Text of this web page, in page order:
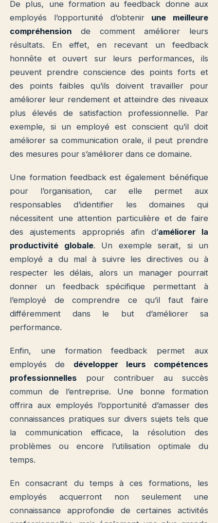
De plus, une formation au feedback donne aux
employés l’opportunité d’obtenir une meilleure
compréhension de comment améliorer leurs
résultats. En effet, en recevant un feedback
honnête et ouvert sur leurs performances, ils
peuvent prendre conscience des points forts et
des points faibles qu’ils doivent travailler pour
améliorer leur rendement et atteindre des niveaux
plus élevés de satisfaction professionnelle. Par
exemple, si un employé est conscient qu’il doit
améliorer sa communication orale, il peut prendre
des mesures pour s’améliorer dans ce domaine.
Une formation feedback est également bénéfique
pour l’organisation, car elle permet aux
responsables d’identifier les domaines qui
nécessitent une attention particulière et de faire
des ajustements appropriés afin d’améliorer la
productivité globale. Un exemple serait, si un
employé a du mal à suivre les directives ou à
respecter les délais, alors un manager pourrait
donner un feedback spécifique permettant à
l’employé de comprendre ce qu’il faut faire
différemment dans le but d’améliorer sa
performance.
Enfin, une formation feedback permet aux
employés de développer leurs compétences
professionnelles pour contribuer au succès
commun de l’entreprise. Une bonne formation
offrira aux employés l’opportunité d’amasser des
connaissances pratiques sur divers sujets tels que
la communication efficace, la résolution des
problèmes ou encore l’utilisation optimale du
temps.
En consacrant du temps à ces formations, les
employés acquerront non seulement une
connaissance approfondie de certaines activités